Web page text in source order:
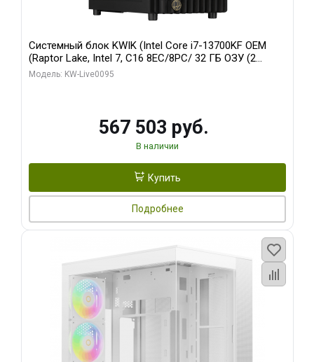
Системный блок KWIK (Intel Core i7-13700KF OEM
(Raptor Lake, Intel 7, C16 8EC/8PC/ 32 ГБ ОЗУ (2
модуля)/ Afox RTX4090 24GB GDDR6X 384-Bit 3xDP
Модель: KW-Live0095
567 503 руб.
В наличии
Купить
Подробнее